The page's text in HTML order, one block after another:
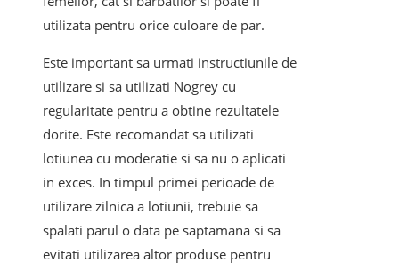
utilizata pentru orice culoare de par.
Este important sa urmati instructiunile de
utilizare si sa utilizati Nogrey cu
regularitate pentru a obtine rezultatele
dorite. Este recomandat sa utilizati
lotiunea cu moderatie si sa nu o aplicati
in exces. In timpul primei perioade de
utilizare zilnica a lotiunii, trebuie sa
spalati parul o data pe saptamana si sa
evitati utilizarea altor produse pentru